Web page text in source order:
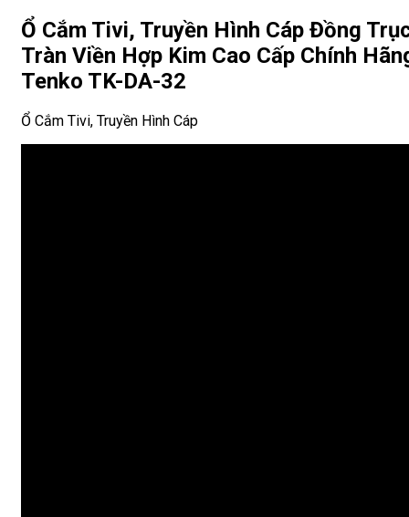
Ổ Cắm Tivi, Truyền Hình Cáp Đồng
Tràn Viền Hợp Kim Cao Cấp Chính
Tenko TK-DA-32
Ổ Cắm Tivi, Truyền Hình Cáp